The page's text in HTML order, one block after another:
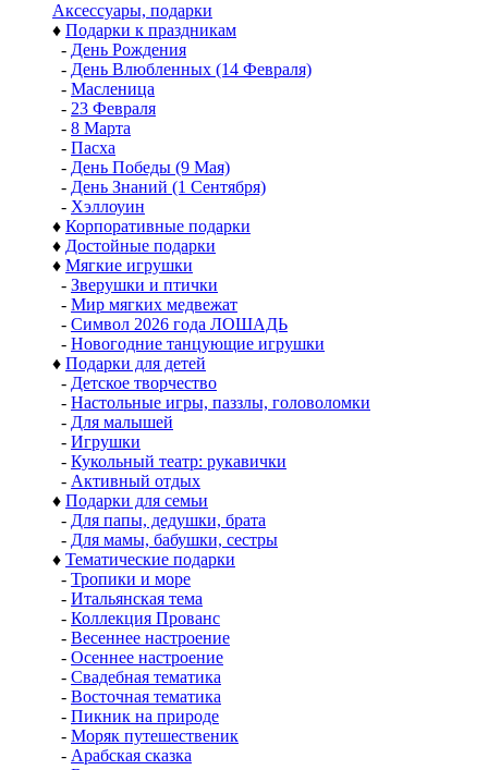
Аксессуары, подарки
♦ Подарки к праздникам
- День Рождения
- День Влюбленных (14 Февраля)
- Масленица
- 23 Февраля
- 8 Марта
- Пасха
- День Победы (9 Мая)
- День Знаний (1 Сентября)
- Хэллоуин
♦ Корпоративные подарки
♦ Достойные подарки
♦ Мягкие игрушки
- Зверушки и птички
- Мир мягких медвежат
- Символ 2026 года ЛОШАДЬ
- Новогодние танцующие игрушки
♦ Подарки для детей
- Детское творчество
- Настольные игры, паззлы, головоломки
- Для малышей
- Игрушки
- Кукольный театр: рукавички
- Активный отдых
♦ Подарки для семьи
- Для папы, дедушки, брата
- Для мамы, бабушки, сестры
♦ Тематические подарки
- Тропики и море
- Итальянская тема
- Коллекция Прованс
- Весеннее настроение
- Осеннее настроение
- Свадебная тематика
- Восточная тематика
- Пикник на природе
- Моряк путешественик
- Арабская сказка